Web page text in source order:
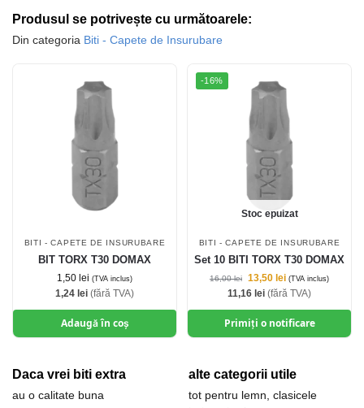
Produsul se potrivește cu următoarele:
Din categoria Biti - Capete de Insurubare
BITI - CAPETE DE INSURUBARE
BIT TORX T30 DOMAX
1,50 lei (TVA inclus)
1,24 lei (fără TVA)
Adaugă în coș
-16%
Stoc epuizat
BITI - CAPETE DE INSURUBARE
Set 10 BITI TORX T30 DOMAX
16,00lei 13,50 lei (TVA inclus)
11,16 lei (fără TVA)
Primiți o notificare
Daca vrei biti extra
au o calitate buna
alte categorii utile
tot pentru lemn, clasicele